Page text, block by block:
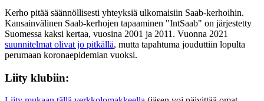
Kerho pitää säännöllisesti yhteyksiä ulkomaisiin Saab-kerhoihin.
Kansainvälinen Saab-kerhojen tapaaminen "IntSaab" on järjestetty
Suomessa kaksi kertaa, vuosina 2001 ja 2011. Vuonna 2021
suunnitelmat olivat jo pitkällä, mutta tapahtuma jouduttiin lopulta
perumaan koronaepidemian vuoksi.
Liity klubiin: